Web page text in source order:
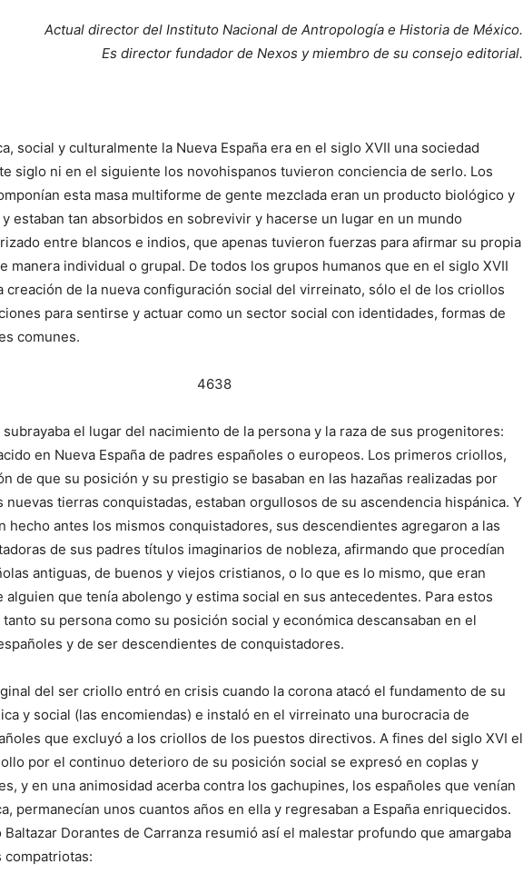
Actual director del Instituto Nacional de Antropología e Historia de México.
Es director fundador de Nexos y miembro de su consejo editorial.
social y culturalmente la Nueva España era en el siglo XVII una sociedad
siglo ni en el siguiente los novohispanos tuvieron conciencia de serlo. Los
esta masa multiforme de gente mezclada eran un producto biológico y
estaban tan absorbidos en sobrevivir y hacerse un lugar en un mundo
entre blancos e indios, que apenas tuvieron fuerzas para afirmar su propia
manera individual o grupal. De todos los grupos humanos que en el siglo XVII
creación de la nueva configuración social del virreinato, sólo el de los criollos
para sentirse y actuar como un sector social con identidades, formas de
comunes.
el lugar del nacimiento de la persona y la raza de sus progenitores:
en Nueva España de padres españoles o europeos. Los primeros criollos,
de que su posición y su prestigio se basaban en las hazañas realizadas por
nuevas tierras conquistadas, estaban orgullosos de su ascendencia hispánica. Y
hecho antes los mismos conquistadores, sus descendientes agregaron a las
de sus padres títulos imaginarios de nobleza, afirmando que procedían
antiguas, de buenos y viejos cristianos, o lo que es lo mismo, que eran
alguien que tenía abolengo y estima social en sus antecedentes. Para estos
su persona como su posición social y económica descansaban en el
y de ser descendientes de conquistadores.
del ser criollo entró en crisis cuando la corona atacó el fundamento de su
y social (las encomiendas) e instaló en el virreinato una burocracia de
que excluyó a los criollos de los puestos directivos. A fines del siglo XVI el
por el continuo deterioro de su posición social se expresó en coplas y
y en una animosidad acerba contra los gachupines, los españoles que venían
permanecían unos cuantos años en ella y regresaban a España enriquecidos.
Baltazar Dorantes de Carranza resumió así el malestar profundo que amargaba